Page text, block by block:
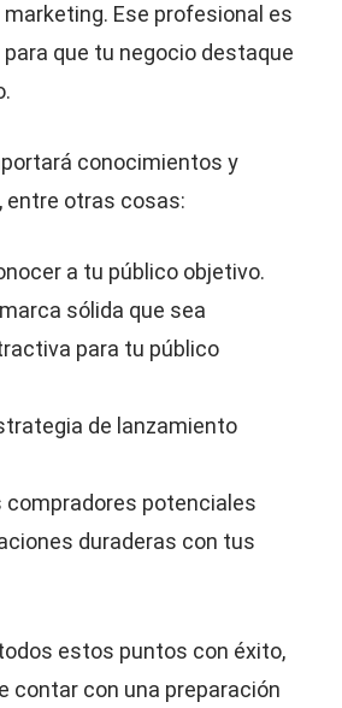
Ese profesional es
que tu negocio destaque
conocimientos y
entre otras cosas:
a tu público objetivo.
sólida que sea
para tu público
de lanzamiento
compradores potenciales
duraderas con tus
estos puntos con éxito,
contar con una preparación